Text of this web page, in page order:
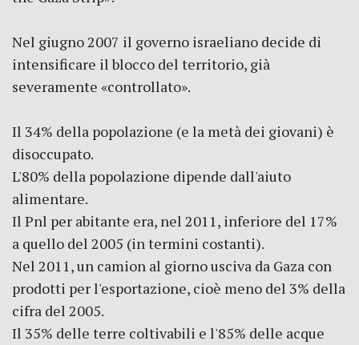
Nel giugno 2007 il governo israeliano decide di
intensificare il blocco del territorio, già
severamente «controllato».
Il 34% della popolazione (e la metà dei giovani) è
disoccupato.
L'80% della popolazione dipende dall'aiuto
alimentare.
Il Pnl per abitante era, nel 2011, inferiore del 17%
a quello del 2005 (in termini costanti).
Nel 2011, un camion al giorno usciva da Gaza con
prodotti per l'esportazione, cioè meno del 3% della
cifra del 2005.
Il 35% delle terre coltivabili e l'85% delle acque